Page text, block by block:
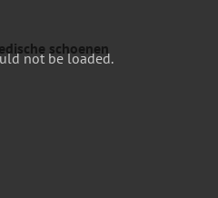
not be loaded.
schoenen